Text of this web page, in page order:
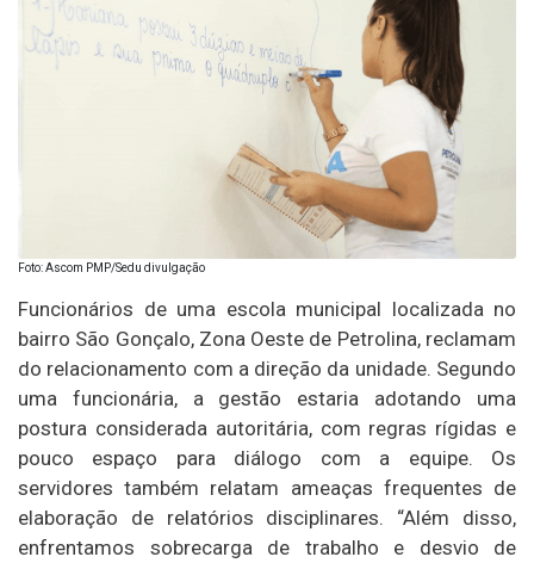
Foto: Ascom PMP/Sedu divulgação
Funcionários de uma escola municipal localizada no
bairro São Gonçalo, Zona Oeste de Petrolina, reclamam
do relacionamento com a direção da unidade. Segundo
uma funcionária, a gestão estaria adotando uma
postura considerada autoritária, com regras rígidas e
pouco espaço para diálogo com a equipe. Os
servidores também relatam ameaças frequentes de
elaboração de relatórios disciplinares. “Além disso,
enfrentamos sobrecarga de trabalho e desvio de